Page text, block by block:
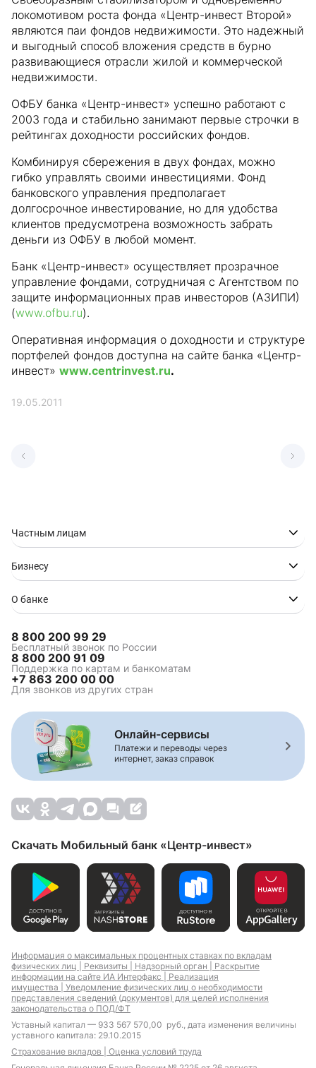
локомотивом роста фонда «Центр-инвест Второй»
являются паи фондов недвижимости. Это надежный
и выгодный способ вложения средств в бурно
развивающиеся отрасли жилой и коммерческой
недвижимости.
ОФБУ банка «Центр-инвест» успешно работают с
2003 года и стабильно занимают первые строчки в
рейтингах доходности российских фондов.
Комбинируя сбережения в двух фондах, можно
гибко управлять своими инвестициями. Фонд
банковского управления предполагает
долгосрочное инвестирование, но для удобства
клиентов предусмотрена возможность забрать
деньги из ОФБУ в любой момент.
Банк «Центр-инвест» осуществляет прозрачное
управление фондами, сотрудничая с Агентством по
защите информационных прав инвесторов (АЗИПИ)
(www.ofbu.ru).
Оперативная информация о доходности и структуре
портфелей фондов доступна на сайте банка «Центр-
инвест» www.centrinvest.ru.
19.05.2011
Частным лицам
Бизнесу
О банке
8 800 200 99 29
Бесплатный звонок по России
8 800 200 91 09
Поддержка по картам и банкоматам
+7 863 200 00 00
Для звонков из других стран
Онлайн-сервисы
Платежи и переводы через
интернет, заказ справок
Скачать Мобильный банк «Центр-инвест»
Информация о максимальных процентных ставках по вкладам
физических лиц | Реквизиты | Надзорный орган | Раскрытие
информации на сайте ИА Интерфакс | Реализация
имущества | Уведомление физических лиц о необходимости
представления сведений (документов) для целей исполнения
законодательства о ПОД/ФТ
Уставный капитал — 933 567 570,00 руб., дата изменения величины
уставного капитала: 29.10.2015
Страхование вкладов | Оценка условий труда